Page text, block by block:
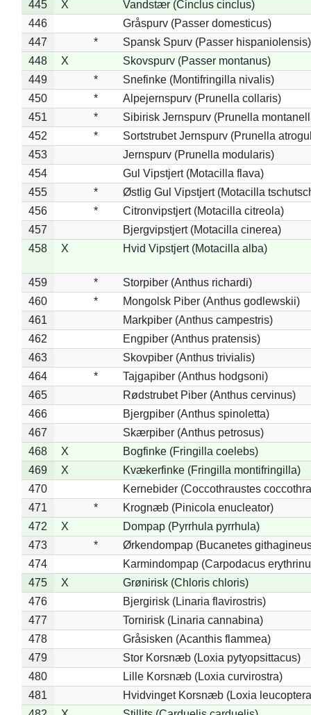
445
X
Vandstær (Cinclus cinclus)
446
Gråspurv (Passer domesticus)
447
*
Spansk Spurv (Passer hispaniolensis)
448
X
Skovspurv (Passer montanus)
449
*
Snefinke (Montifringilla nivalis)
450
*
Alpejernspurv (Prunella collaris)
451
*
Sibirisk Jernspurv (Prunella
452
*
Sortstrubet Jernspurv (Prunella
453
Jernspurv (Prunella modularis)
454
Gul Vipstjert (Motacilla flava)
455
*
Østlig Gul Vipstjert (Motacilla
456
*
Citronvipstjert (Motacilla citreola)
457
Bjergvipstjert (Motacilla cinerea)
458
X Hvid Vipstjert (Motacilla alba)
459 *
Storpiber (Anthus richardi)
460
*
Mongolsk Piber (Anthus godlewskii)
461
Markpiber (Anthus campestris)
462
Engpiber (Anthus pratensis)
463
Skovpiber (Anthus trivialis)
464
*
Tajgapiber (Anthus hodgsoni)
465
Rødstrubet Piber (Anthus cervinus)
466
Bjergpiber (Anthus spinoletta)
467
Skærpiber (Anthus petrosus)
468
X
Bogfinke (Fringilla coelebs)
469
X
Kvækerfinke (Fringilla montifringilla)
470
Kernebider (Coccothraustes
471
*
Krognæb (Pinicola enucleator)
472
X
Dompap (Pyrrhula pyrrhula)
473
*
Ørkendompap (Bucanetes
474
Karmindompap (Carpodacus
475
X
Grønirisk (Chloris chloris)
476
Bjergirisk (Linaria flavirostris)
477
Tornirisk (Linaria cannabina)
478
Gråsisken (Acanthis flammea)
479
Stor Korsnæb (Loxia pytyopsittacus)
480
Lille Korsnæb (Loxia curvirostra)
481
Hvidvinget Korsnæb (Loxia